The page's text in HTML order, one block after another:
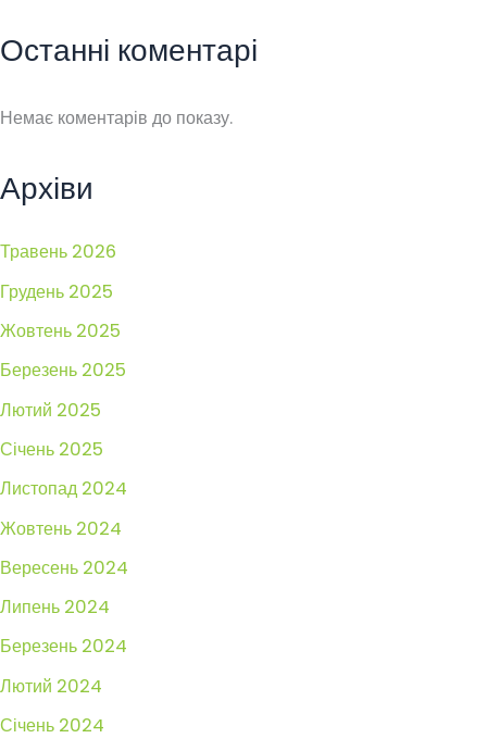
Останні коментарі
Немає коментарів до показу.
Архіви
Травень 2026
Грудень 2025
Жовтень 2025
Березень 2025
Лютий 2025
Січень 2025
Листопад 2024
Жовтень 2024
Вересень 2024
Липень 2024
Березень 2024
Лютий 2024
Січень 2024